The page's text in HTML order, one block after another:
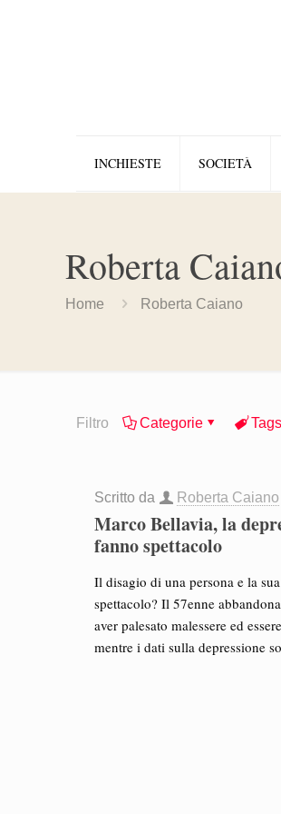
INCHIESTE SOCIETÀ
Roberta
Home Roberta Caiano
Filtro Categorie Tags
Scritto da Roberta Caiano
Marco Bellavia, la
fanno spettacolo
Il disagio di una persona e la
spettacolo? Il 57enne
aver palesato malessere ed
mentre i dati sulla depressione